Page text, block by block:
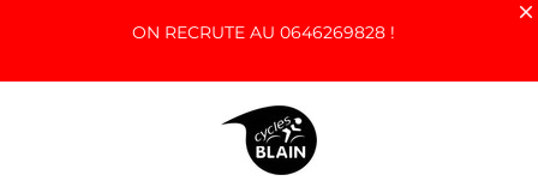
ON RECRUTE AU 0646269828 !